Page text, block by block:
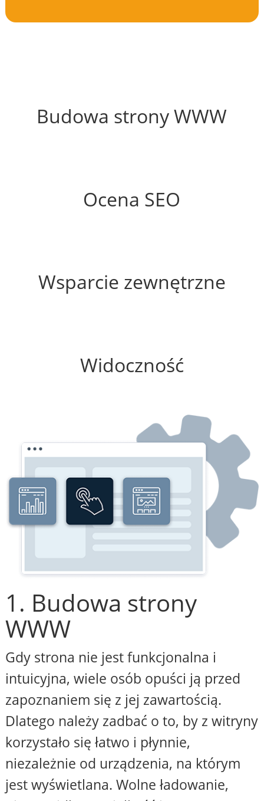
Budowa strony WWW
Ocena SEO
Wsparcie zewnętrzne
Widoczność
1. Budowa strony
WWW
Gdy strona nie jest funkcjonalna i
intuicyjna, wiele osób opuści ją przed
zapoznaniem się z jej zawartością.
Dlatego należy zadbać o to, by z witryny
korzystało się łatwo i płynnie,
niezależnie od urządzenia, na którym
jest wyświetlana. Wolne ładowanie,